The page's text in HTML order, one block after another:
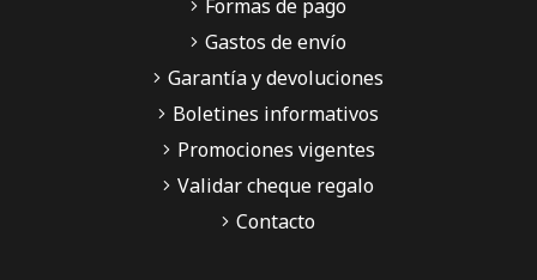
Formas de pago
Gastos de envío
Garantía y devoluciones
Boletines informativos
Promociones vigentes
Validar cheque regalo
Contacto